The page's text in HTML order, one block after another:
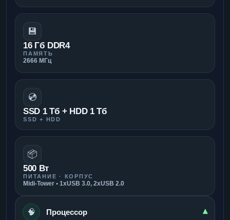
💾
16 Гб DDR4
ПАМЯТЬ
2666 МГц
💿
SSD 1 Тб + HDD 1 Тб
SSD + HDD
📦
500 Вт
ПИТАНИЕ · КОРПУС
Midi-Tower • 1xUSB 3.0, 2xUSB 2.0
🧠 Процессор ▾